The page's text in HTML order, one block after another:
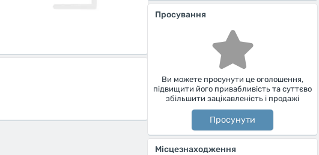
Просування
Ви можете просунути це оголошення,
підвищити його привабливість та суттєво
збільшити зацікавленість і продажі
Просунути
Місцезнаходження